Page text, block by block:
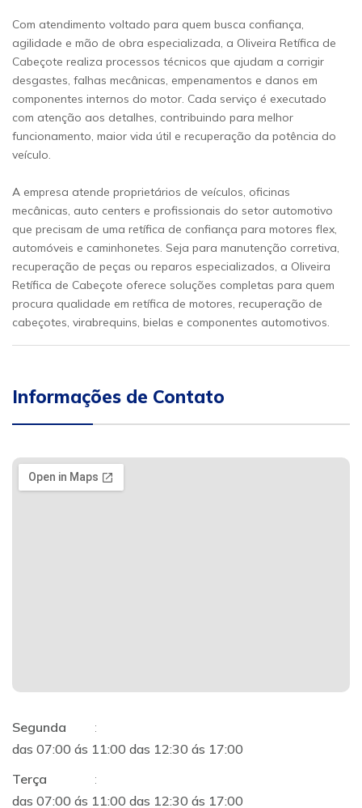
Com atendimento voltado para quem busca confiança,
agilidade e mão de obra especializada, a Oliveira Retífica de
Cabeçote realiza processos técnicos que ajudam a corrigir
desgastes, falhas mecânicas, empenamentos e danos em
componentes internos do motor. Cada serviço é executado
com atenção aos detalhes, contribuindo para melhor
funcionamento, maior vida útil e recuperação da potência do
veículo.
A empresa atende proprietários de veículos, oficinas
mecânicas, auto centers e profissionais do setor automotivo
que precisam de uma retífica de confiança para motores flex,
automóveis e caminhonetes. Seja para manutenção corretiva,
recuperação de peças ou reparos especializados, a Oliveira
Retífica de Cabeçote oferece soluções completas para quem
procura qualidade em retífica de motores, recuperação de
cabeçotes, virabrequins, bielas e componentes automotivos.
Informações de Contato
Segunda
:
das 07:00 ás 11:00 das 12:30 ás 17:00
Terça
:
das 07:00 ás 11:00 das 12:30 ás 17:00